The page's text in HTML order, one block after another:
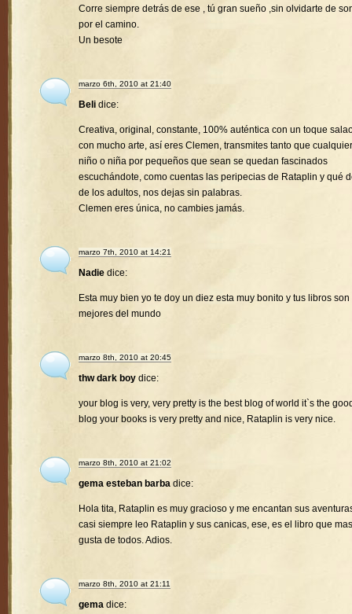
Corre siempre detrás de ese , tú gran sueño ,sin olvidarte de
por el camino.
Un besote
marzo 6th, 2010 at 21:40
Beli dice:
Creativa, original, constante, 100% auténtica con un toque
con mucho arte, así eres Clemen, transmites tanto que cualquier
niño o niña por pequeños que sean se quedan fascinados
escuchándote, como cuentas las peripecias de Rataplin y qué
de los adultos, nos dejas sin palabras.
Clemen eres única, no cambies jamás.
marzo 7th, 2010 at 14:21
Nadie dice:
Esta muy bien yo te doy un diez esta muy bonito y tus libros son
mejores del mundo
marzo 8th, 2010 at 20:45
thw dark boy dice:
your blog is very, very pretty is the best blog of world it`s the
blog your books is very pretty and nice, Rataplin is very nice.
marzo 8th, 2010 at 21:02
gema esteban barba dice:
Hola tita, Rataplin es muy gracioso y me encantan sus
casi siempre leo Rataplin y sus canicas, ese, es el libro que
gusta de todos. Adios.
marzo 8th, 2010 at 21:11
gema dice: